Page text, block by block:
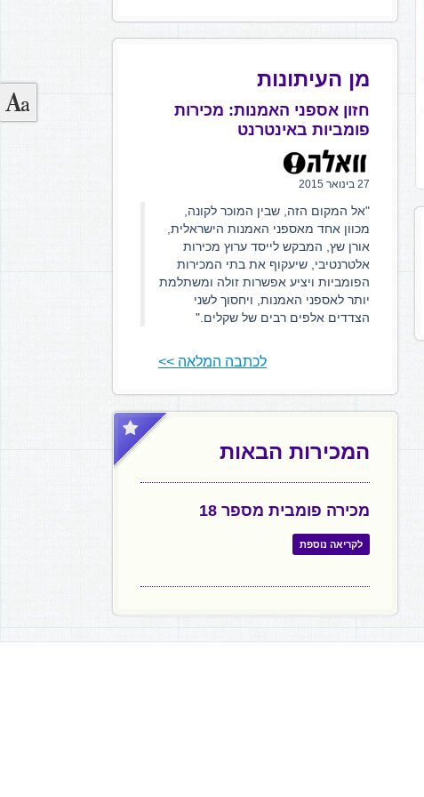
מן העיתונות
חזון אספני האמנות: מכירות
פומביות באינטרנט
27 בינואר 2015
"אל המקום הזה, שבין המוכר לקונה,
מכוון אחד מאספני האמנות הישראלית,
אורן שץ, המבקש לייסד ערוץ מכירות
אלטרנטיבי, שיעקוף את בתי המכירות
הפומביות ויציע אפשרות זולה ומשתלמת
יותר לאספני האמנות, ויחסוך לשני
הצדדים אלפים רבים של שקלים."
לכתבה המלאה >>
המכירות הבאות
מכירה פומבית מספר 18
לקריאה נוספת